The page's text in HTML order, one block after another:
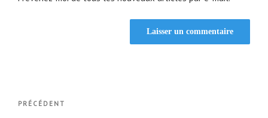
Navigation
Article
PRÉCÉDENT